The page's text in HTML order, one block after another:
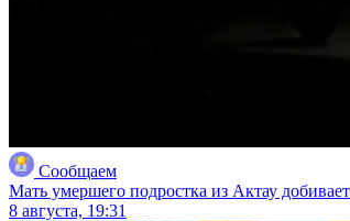
Сообщаем
Мать умершего подростка из Актау
8 августа, 19:31